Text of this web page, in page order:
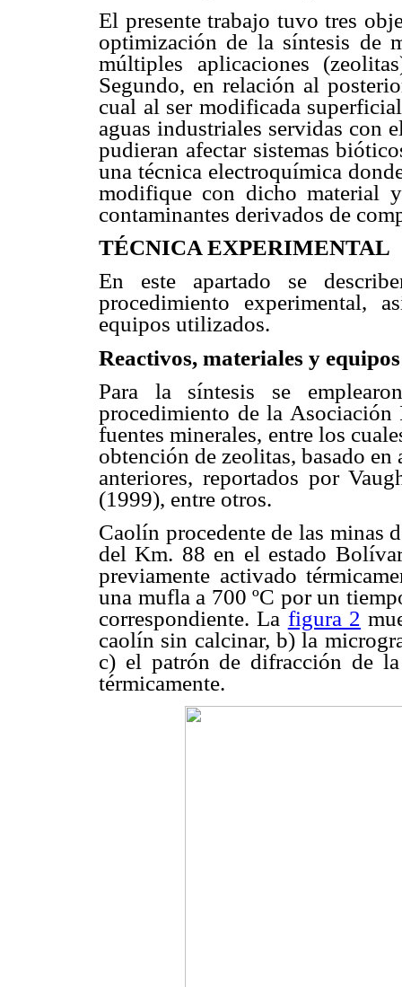
El presente trabajo tuvo tres
optimización de la síntesis de
múltiples aplicaciones
Segundo, en relación al
cual al ser modificada
aguas industriales servidas con
pudieran afectar sistemas
una técnica electroquímica
modifique con dicho material
contaminantes derivados de
TÉCNICA EXPERIMENTAL
En este apartado se
procedimiento experimental,
equipos utilizados.
Reactivos, materiales y equipos
Para la síntesis se
procedimiento de la
fuentes minerales, entre los
obtención de zeolitas, basado
anteriores, reportados por
(1999), entre otros.
Caolín procedente de las minas
del Km. 88 en el estado
previamente activado
una mufla a 700 ºC por un
correspondiente. La figura 2
caolín sin calcinar, b) la
c) el patrón de difracción de
térmicamente.